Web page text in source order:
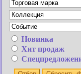
Новинка
Хит продаж